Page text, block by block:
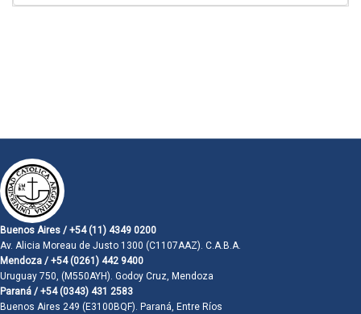
Buenos Aires / +54 (11) 4349 0200
Av. Alicia Moreau de Justo 1300 (C1107AAZ). C.A.B.A.
Mendoza / +54 (0261) 442 9400
Uruguay 750, (M550AYH). Godoy Cruz, Mendoza
Paraná / +54 (0343) 431 2583
Buenos Aires 249 (E3100BQF). Paraná, Entre Ríos